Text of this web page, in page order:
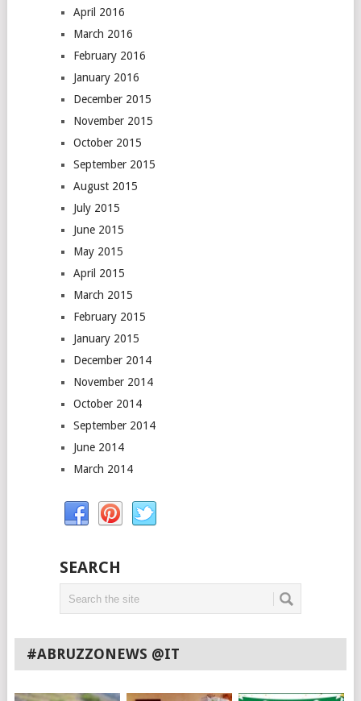
April 2016
March 2016
February 2016
January 2016
December 2015
November 2015
October 2015
September 2015
August 2015
July 2015
June 2015
May 2015
April 2015
March 2015
February 2015
January 2015
December 2014
November 2014
October 2014
September 2014
June 2014
March 2014
SEARCH
#ABRUZZONEWS @IT